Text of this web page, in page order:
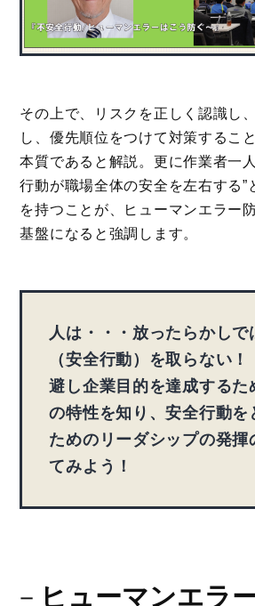
その上で、リスクを正しく認識し
し、優先順位をつけて対策するこ
本質であると解説。更に作業者一
行動が職場全体の安全を左右する”
を持つことが、ヒューマンエラー
基盤になると強調します。
人は・・・放ったらかしで
（安全行動）を取らない
避し企業目的を達成するた
の特性を知り、安全行動を
ためのリーダシップの発揮
てみよう！
－ ヒューマンエラ